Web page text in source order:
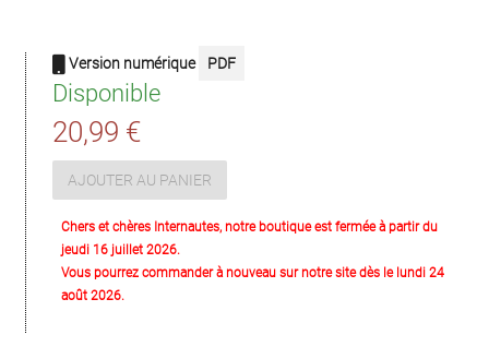
Version numérique PDF
Disponible
20,99 €
AJOUTER AU PANIER
Chers et chères Internautes, notre boutique est fermée à partir du
jeudi 16 juillet 2026.
Vous pourrez commander à nouveau sur notre site dès le lundi 24
août 2026.